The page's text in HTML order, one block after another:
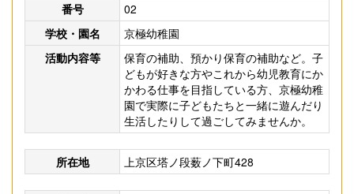
番号
02
学校・園名
京極幼稚園
活動内容等
保育の補助、預かり保育の補助など。子
どもが好きな方やこれから幼児教育にか
かわる仕事を目指している方、京極幼稚
園で実際に子どもたちと一緒に遊んだり
生活したりして過ごしてみませんか。
所在地 上京区塔ノ段薮ノ下町428